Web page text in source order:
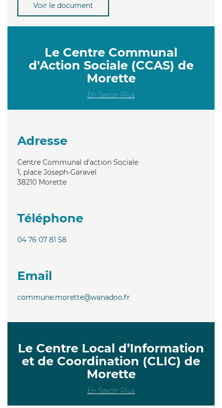
Voir le document
Le Centre Communal
d'Action Sociale (CCAS) de
Morette
En Savoir Plus
Adresse
Centre Communal d'action Sociale
1, place Joseph-Garavel
38210 Morette
Téléphone
04 76 07 81 58
Email
commune.morette@wanadoo.fr
Le Centre Local d’Information
et de Coordination (CLIC) de
Morette
En Savoir Plus